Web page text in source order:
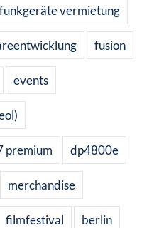
funkgeräte vermietung
fusion
events
premium dp4800e
merchandise
filmfestival berlin